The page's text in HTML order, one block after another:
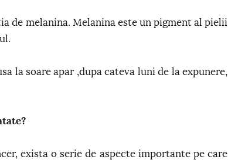
de melanina. Melanina este un pigment al pielii
la soare apar ,dupa cateva luni de la expunere,
exista o serie de aspecte importante pe care